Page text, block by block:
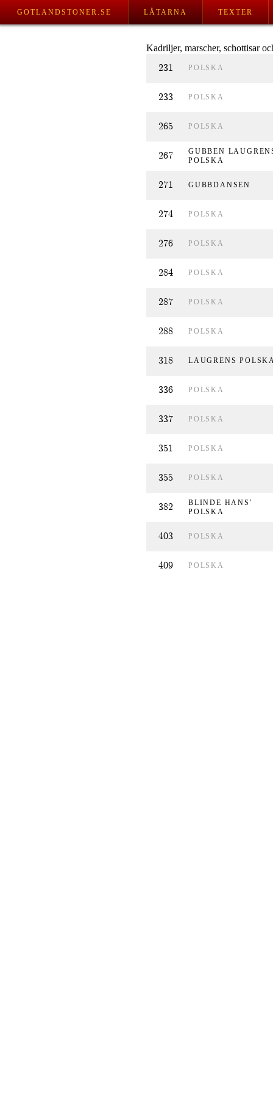
GOTLANDSTONER.SE LÅTARNA TEXTER
Kadriljer, marscher, schottisar
231 POLSKA
233 POLSKA
265 POLSKA
267
GUBBEN
POLSKA
271 GUBBDANSEN
274 POLSKA
276 POLSKA
284 POLSKA
287 POLSKA
288 POLSKA
318 LAUGRENS
336 POLSKA
337 POLSKA
351 POLSKA
355 POLSKA
382
BLINDE HANS'
POLSKA
403 POLSKA
409 POLSKA